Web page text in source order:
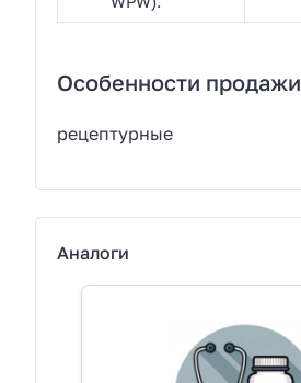
Особенности продажи
рецептурные
Аналоги